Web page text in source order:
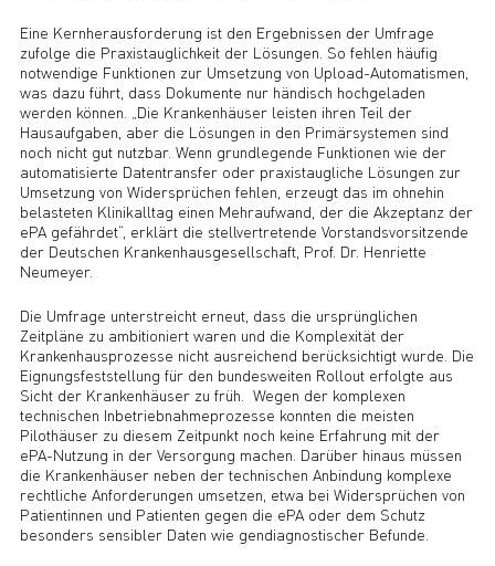
Eine Kernherausforderung ist den Ergebnissen der Umfrage
zufolge die Praxistauglichkeit der Lösungen. So fehlen häufig
notwendige Funktionen zur Umsetzung von Upload-Automatismen,
was dazu führt, dass Dokumente nur händisch hochgeladen
werden können. „Die Krankenhäuser leisten ihren Teil der
Hausaufgaben, aber die Lösungen in den Primärsystemen sind
noch nicht gut nutzbar. Wenn grundlegende Funktionen wie der
automatisierte Datentransfer oder praxistaugliche Lösungen zur
Umsetzung von Widersprüchen fehlen, erzeugt das im ohnehin
belasteten Klinikalltag einen Mehraufwand, der die Akzeptanz der
ePA gefährdet“, erklärt die stellvertretende Vorstandsvorsitzende
der Deutschen Krankenhausgesellschaft, Prof. Dr. Henriette
Neumeyer.
Die Umfrage unterstreicht erneut, dass die ursprünglichen
Zeitpläne zu ambitioniert waren und die Komplexität der
Krankenhausprozesse nicht ausreichend berücksichtigt wurde. Die
Eignungsfeststellung für den bundesweiten Rollout erfolgte aus
Sicht der Krankenhäuser zu früh. Wegen der komplexen
technischen Inbetriebnahmeprozesse konnten die meisten
Pilothäuser zu diesem Zeitpunkt noch keine Erfahrung mit der
ePA-Nutzung in der Versorgung machen. Darüber hinaus müssen
die Krankenhäuser neben der technischen Anbindung komplexe
rechtliche Anforderungen umsetzen, etwa bei Widersprüchen von
Patientinnen und Patienten gegen die ePA oder dem Schutz
besonders sensibler Daten wie gendiagnostischer Befunde.